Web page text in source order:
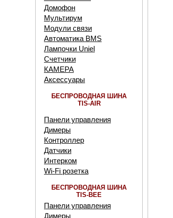
Домофон
Мультирум
Модули связи
Автоматика BMS
Лампочки Uniel
Счетчики
КАМЕРА
Аксессуары
БЕСПРОВОДНАЯ ШИНА
TIS-AIR
Панели управления
Димеры
Контроллер
Датчики
Интерком
Wi-Fi розетка
БЕСПРОВОДНАЯ ШИНА
TIS-BEE
Панели управления
Димеры